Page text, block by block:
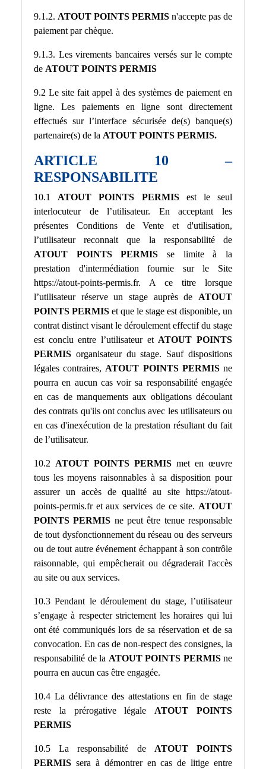
9.1.2. ATOUT POINTS PERMIS n'accepte pas de
paiement par chèque.
9.1.3. Les virements bancaires versés sur le compte
de ATOUT POINTS PERMIS
9.2 Le site fait appel à des systèmes de paiement en
ligne. Les paiements en ligne sont directement
effectués sur l’interface sécurisée de(s) banque(s)
partenaire(s) de la ATOUT POINTS PERMIS.
ARTICLE 10 –
RESPONSABILITE
10.1 ATOUT POINTS PERMISest le seul
interlocuteur de l’utilisateur. En acceptant les
présentes Conditions de Vente et d'utilisation,
l’utilisateur reconnait que la responsabilité de
ATOUT POINTS PERMIS se limite à la
prestation d'intermédiation fournie sur le Site
https://atout-points-permis.fr. A ce titre lorsque
l’utilisateur réserve un stage auprès de ATOUT
POINTS PERMIS et que le stage est disponible, un
contrat distinct visant le déroulement effectif du stage
est conclu entre l’utilisateur et ATOUT POINTS
PERMIS organisateur du stage. Sauf dispositions
légales contraires, ATOUT POINTS PERMISne
pourra en aucun cas voir sa responsabilité engagée
en cas de manquements aux obligations découlant
des contrats qu'ils ont conclus avec les utilisateurs ou
en cas d'inexécution de la prestation résultant du fait
de l’utilisateur.
10.2 ATOUT POINTS PERMIS met en œuvre
tous les moyens raisonnables à sa disposition pour
assurer un accès de qualité au site https://atout-
points-permis.fr et aux services de ce site. ATOUT
POINTS PERMIS ne peut être tenue responsable
de tout dysfonctionnement du réseau ou des serveurs
ou de tout autre événement échappant à son contrôle
raisonnable, qui empêcherait ou dégraderait l'accès
au site ou aux services.
10.3 Pendant le déroulement du stage, l’utilisateur
s’engage à respecter strictement les horaires qui lui
ont été communiqués lors de sa réservation et de sa
convocation. En cas de non-respect des consignes, la
responsabilité de la ATOUT POINTS PERMISne
pourra en aucun cas être engagée.
10.4 La délivrance des attestations en fin de stage
reste la prérogative légale ATOUT POINTS
PERMIS
10.5 La responsabilité de ATOUT POINTS
PERMIS sera à démontrer en cas de litige entre